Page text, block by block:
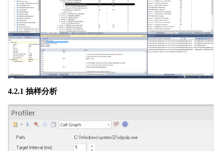
4.2.1 抽样分析